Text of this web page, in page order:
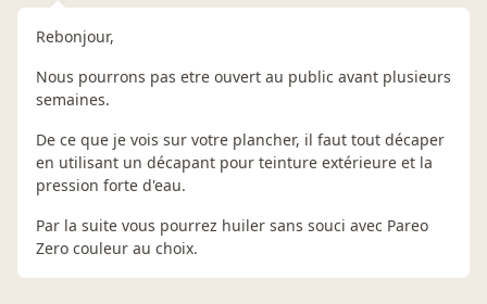
Rebonjour,
Nous pourrons pas etre ouvert au public avant plusieurs
semaines.
De ce que je vois sur votre plancher, il faut tout décaper
en utilisant un décapant pour teinture extérieure et la
pression forte d'eau.
Par la suite vous pourrez huiler sans souci avec Pareo
Zero couleur au choix.